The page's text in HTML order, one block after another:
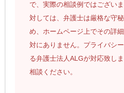
で、実際の相談例ではござい
対しては、弁護士は厳格な守
め、ホームページ上でその詳
対にありません。プライバシ
る弁護士法人ALGが対応致し
相談ください。